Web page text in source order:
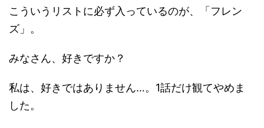
こういうリストに必ず入っているのが、「フレン
ズ」。
みなさん、好きですか？
私は、好きではありません…。1話だけ観てやめま
した。